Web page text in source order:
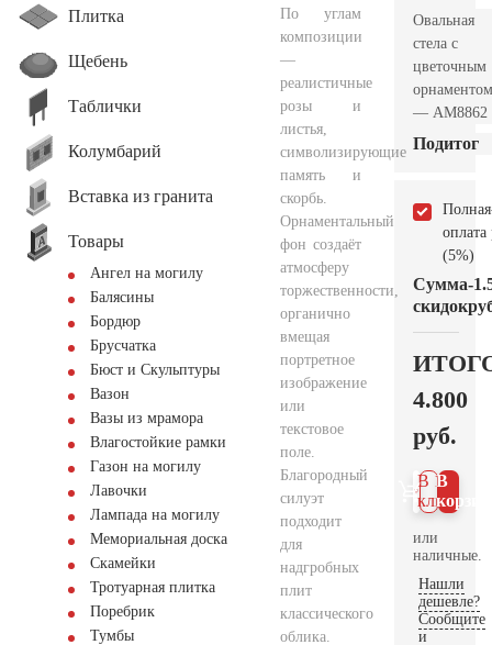
Плитка
Щебень
Таблички
Колумбарий
Вставка из гранита
Товары
Ангел на могилу
Балясины
Бордюр
Брусчатка
Бюст и Скульптуры
Вазон
Вазы из мрамора
Влагостойкие рамки
Газон на могилу
Лавочки
Лампада на могилу
Мемориальная доска
Скамейки
Тротуарная плитка
Поребрик
Тумбы
По углам
композиции
—
реалистичные
розы и
листья,
символизирующие
память и
скорбь.
Орнаментальный
фон создаёт
атмосферу
торжественности,
органично
вмещая
портретное
изображение
или
текстовое
поле.
Благородный
силуэт
подходит
для
надгробных
плит
классического
облика.
Овальная
стела с
цветочным
орнаментом
— AM8862
Подитог
Полная
оплата
(5%)
Сумма
скидок
-
4.800
руб.
В
В 1
клик
или
наличные.
Нашли
дешевле?
Сообщите
и